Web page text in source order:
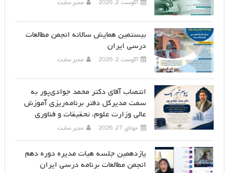
آگوست 2, 2026 مدیر سایت
بیستمین همایش سالانه انجمن مطالعات
درسی ایران
آگوست 2, 2026 مدیر سایت
انتصاب آقای دکتر محمد جوادی‌پور به
سمت مدیرکل دفتر برنامه‌ریزی آموزش
عالی وزارت علوم، تحقیقات و فناوری
جولای 27, 2026 مدیر سایت
یازدهمین جلسه هیات مدیره دوره دهم
انجمن مطالعات برنامه درسی ایران